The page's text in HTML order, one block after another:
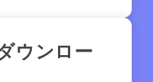
ウンロー